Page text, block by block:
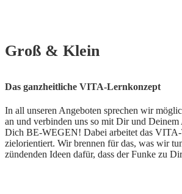
Groß & Klein
Das ganzheitliche VITA-Lernkonzept
In all unseren Angeboten sprechen wir
an und verbinden uns so mit Dir und
Dich BE-WEGEN! Dabei arbeitet das VITA-
zielorientiert. Wir brennen für das, was wir
zündenden Ideen dafür, dass der Funke zu